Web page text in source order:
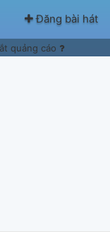
Đăng bài hát
quảng cáo